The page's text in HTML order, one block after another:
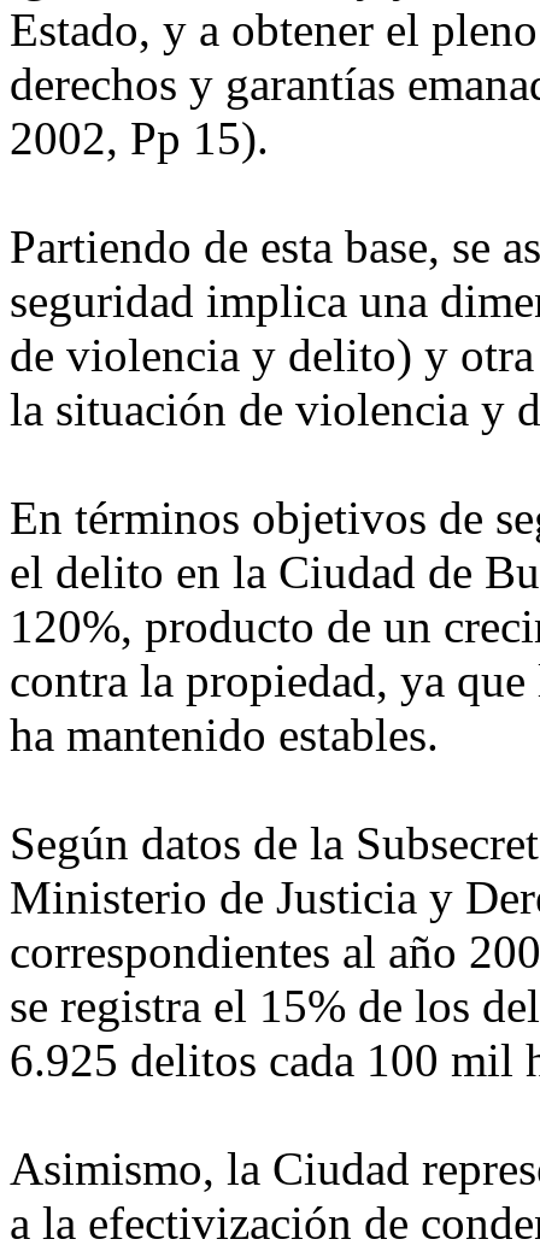
Estado, y a obtener el
derechos y garantías
2002, Pp 15).
Partiendo de esta base, se
seguridad implica una
de violencia y delito) y
la situación de violencia y
En términos objetivos de
el delito en la Ciudad de
120%, producto de un
contra la propiedad, ya
ha mantenido estables.
Según datos de la
Ministerio de Justicia y
correspondientes al año
se registra el 15% de los
6.925 delitos cada 100 mil
Asimismo, la Ciudad
a la efectivización de